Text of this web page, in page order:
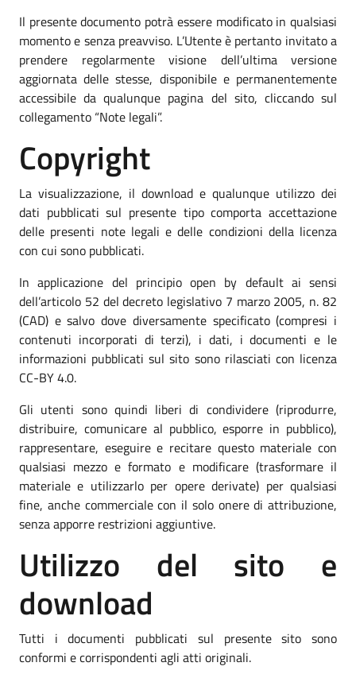
Il presente documento potrà essere modificato in qualsiasi
momento e senza preavviso. L’Utente è pertanto invitato a
prendere regolarmente visione dell’ultima versione
aggiornata delle stesse, disponibile e permanentemente
accessibile da qualunque pagina del sito, cliccando sul
collegamento “Note legali”.
Copyright
La visualizzazione, il download e qualunque utilizzo dei
dati pubblicati sul presente tipo comporta accettazione
delle presenti note legali e delle condizioni della licenza
con cui sono pubblicati.
In applicazione del principio open by default ai sensi
dell’articolo 52 del decreto legislativo 7 marzo 2005, n. 82
(CAD) e salvo dove diversamente specificato (compresi i
contenuti incorporati di terzi), i dati, i documenti e le
informazioni pubblicati sul sito sono rilasciati con licenza
CC-BY 4.0.
Gli utenti sono quindi liberi di condividere (riprodurre,
distribuire, comunicare al pubblico, esporre in pubblico),
rappresentare, eseguire e recitare questo materiale con
qualsiasi mezzo e formato e modificare (trasformare il
materiale e utilizzarlo per opere derivate) per qualsiasi
fine, anche commerciale con il solo onere di attribuzione,
senza apporre restrizioni aggiuntive.
Utilizzo del sito e
download
Tutti i documenti pubblicati sul presente sito sono
conformi e corrispondenti agli atti originali.